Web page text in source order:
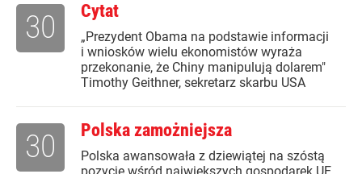
Cytat
„Prezydent Obama na podstawie informacji
i wniosków wielu ekonomistów wyraża
przekonanie, że Chiny manipulują dolarem"
Timothy Geithner, sekretarz skarbu USA
30
Polska zamożniejsza
Polska awansowała z dziewiątej na szóstą
30